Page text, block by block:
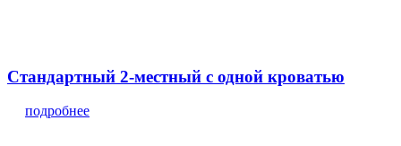
Стандартный 2-местный с одной кроватью
подробнее